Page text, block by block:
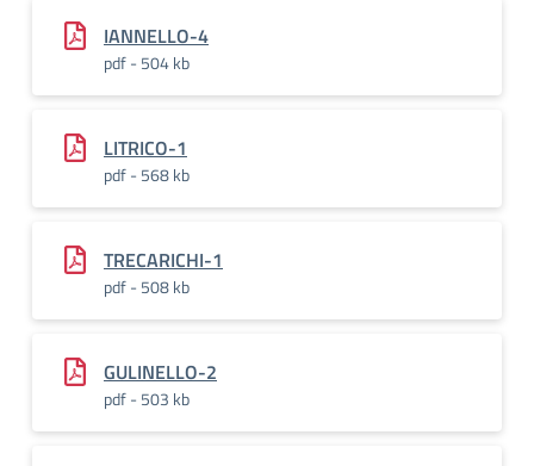
IANNELLO-4
pdf - 504 kb
LITRICO-1
pdf - 568 kb
TRECARICHI-1
pdf - 508 kb
GULINELLO-2
pdf - 503 kb